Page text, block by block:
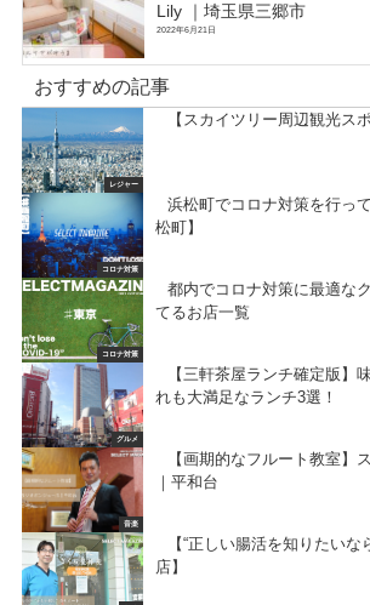
Lily ｜埼玉県三郷市
2022年6月21日
おすすめの記事
レジャー
【スカイツリー周辺観光ス
コロナ対策
浜松町でコロナ対策を行っ
松町】
コロナ対策
都内でコロナ対策に最適な
てるお店一覧
グルメ
【三軒茶屋ランチ確定版】
れも大満足なランチ3選！
音楽
【画期的なフルート教室】
｜平和台
【“正しい腸活を知りたいな
店】